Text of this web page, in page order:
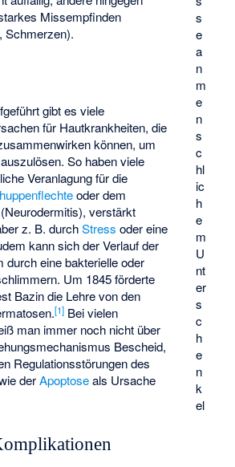
s
e
a
n
m
e
n
s
c
hl
ic
h
e
m
U
nt
er
s
c
h
e
n
k
el
Missempfinden
Schmerzen).
gibt es viele
für Hautkrankheiten, die
können, um
So haben viele
Veranlagung für die
oder dem
(Neurodermitis), verstärkt
z. B. durchStress oder eine
kann sich der Verlauf der
durch eine bakterielle oder
Um 1845 förderte
Bazindie Lehre von den
[1] Bei vielen
man immer noch nicht über
Bescheid,
Regulationsstörungen des
derApoptoseals Ursache